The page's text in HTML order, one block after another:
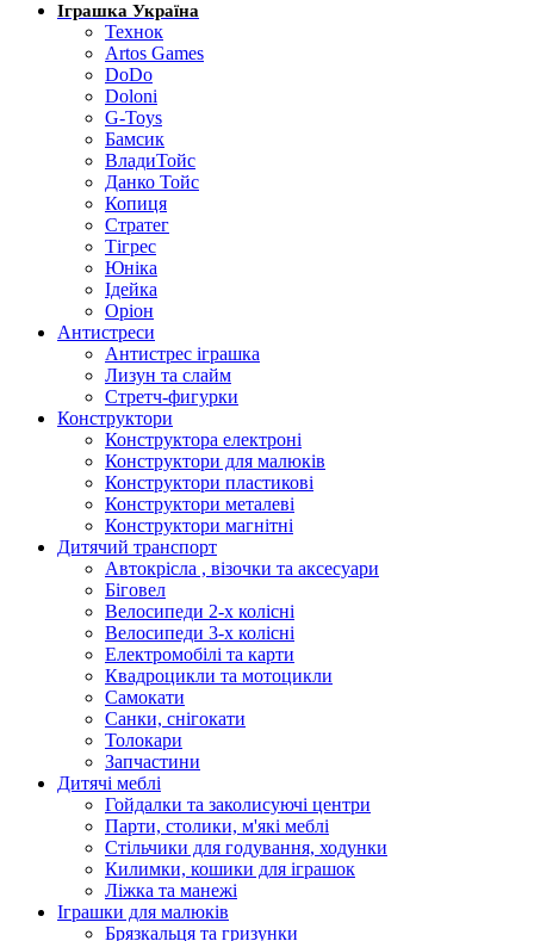
Іграшка Україна
Технок
Artos Games
DoDo
Doloni
G-Toys
Бамсик
ВладиТойс
Данко Тойс
Копиця
Стратег
Тігрес
Юніка
Ідейка
Оріон
Антистреси
Антистрес іграшка
Лизун та слайм
Стретч-фигурки
Конструктори
Конструктора електроні
Конструктори для малюків
Конструктори пластикові
Конструктори металеві
Конструктори магнітні
Дитячий транспорт
Автокрісла , візочки та аксесуари
Біговел
Велосипеди 2-х колісні
Велосипеди 3-х колісні
Електромобілі та карти
Квадроцикли та мотоцикли
Самокати
Санки, снігокати
Толокари
Запчастини
Дитячі меблі
Гойдалки та заколисуючі центри
Парти, столики, м'які меблі
Стільчики для годування, ходунки
Килимки, кошики для іграшок
Ліжка та манежі
Іграшки для малюків
Брязкальця та гризунки